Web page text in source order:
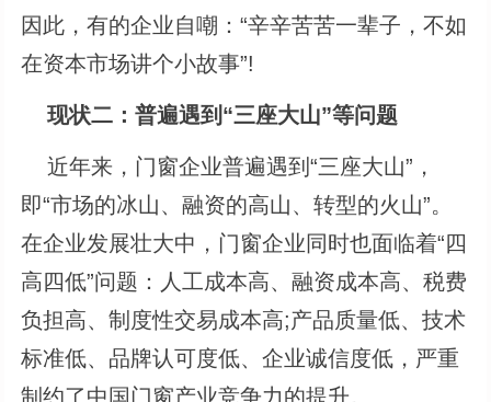
因此，有的企业自嘲：“辛辛苦苦一辈子，不如
在资本市场讲个小故事”!
现状二：普遍遇到“三座大山”等问题
近年来，门窗企业普遍遇到“三座大山”，
即“市场的冰山、融资的高山、转型的火山”。
在企业发展壮大中，门窗企业同时也面临着“四
高四低”问题：人工成本高、融资成本高、税费
负担高、制度性交易成本高;产品质量低、技术
标准低、品牌认可度低、企业诚信度低，严重
制约了中国门窗产业竞争力的提升。